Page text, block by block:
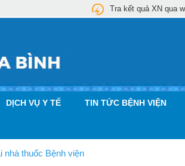
Tra kết quả XN qua
DỊCH VỤ Y TẾ TIN TỨC BỆNH VIỆN
thuốc Bệnh viện